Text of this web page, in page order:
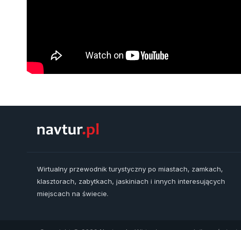
Wirtualny przewodnik turystyczny po miastach, zamkach,
klasztorach, zabytkach, jaskiniach i innych interesujących
miejscach na świecie.